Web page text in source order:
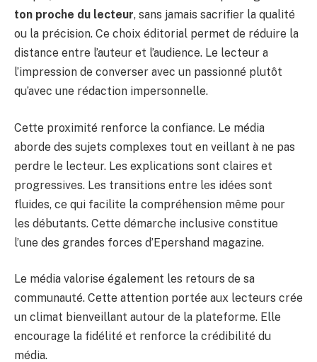
ton proche du lecteur, sans jamais sacrifier la qualité
ou la précision. Ce choix éditorial permet de réduire la
distance entre l’auteur et l’audience. Le lecteur a
l’impression de converser avec un passionné plutôt
qu’avec une rédaction impersonnelle.
Cette proximité renforce la confiance. Le média
aborde des sujets complexes tout en veillant à ne pas
perdre le lecteur. Les explications sont claires et
progressives. Les transitions entre les idées sont
fluides, ce qui facilite la compréhension même pour
les débutants. Cette démarche inclusive constitue
l’une des grandes forces d’Epershand magazine.
Le média valorise également les retours de sa
communauté. Cette attention portée aux lecteurs crée
un climat bienveillant autour de la plateforme. Elle
encourage la fidélité et renforce la crédibilité du
média.